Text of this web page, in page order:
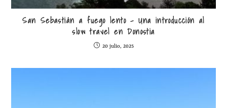
San Sebastián a fuego lento – Una introducción al
slow travel en Donostia
20 julio, 2025